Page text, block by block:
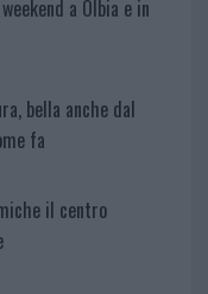
a Olbia e in
bella anche dal
fa
il centro